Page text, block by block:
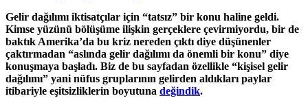
Gelir dağılımı iktisatçılar için “tatsız” bir konu haline geldi.
Kimse yüzünü bölüşüme ilişkin gerçeklere çevirmiyordu, bir de
baktık Amerika’da bu kriz nereden çıktı diye düşünenler
çaktırmadan “aslında gelir dağılımı da önemli bir konu” diye
konuşmaya başladı. Biz de bu sayfadan özellikle “kişisel gelir
dağılımı” yani nüfus gruplarının gelirden aldıkları paylar
itibariyle eşitsizliklerin boyutuna değindik.